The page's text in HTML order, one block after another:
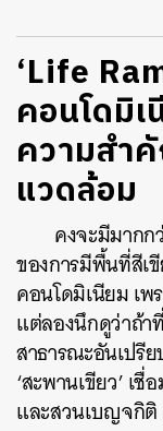
‘Life
คอนโดมิ
ความสำ
แวดล้อม
คงจะมีมากก
ของการมีพื้นที่สีเ
คอนโดมิเนียม เ
แต่ลองนึกดูว่าถ้า
สาธารณะอันเปรี
‘สะพานเขียว’
และสวนเบญจกิ